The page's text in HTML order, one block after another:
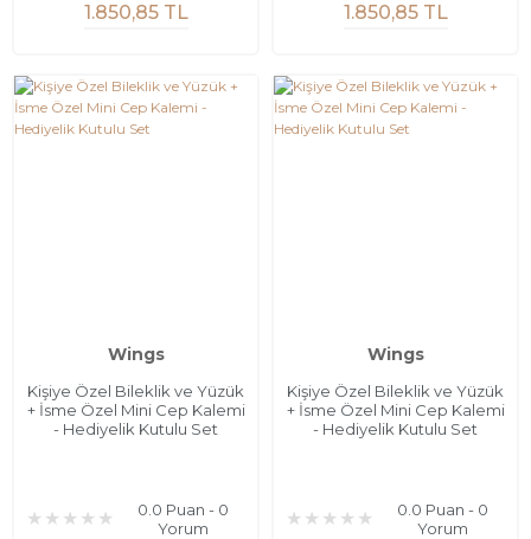
1.850,85 TL 1.850,85 TL
Wings
Kişiye Özel Bileklik ve Yüzük
+ İsme Özel Mini Cep Kalemi
- Hediyelik Kutulu Set
0.0 Puan - 0
Yorum
Wings
Kişiye Özel Bileklik ve Yüzük
+ İsme Özel Mini Cep Kalemi
- Hediyelik Kutulu Set
0.0 Puan - 0
Yorum